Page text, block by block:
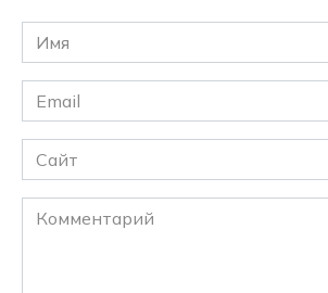
Имя
*
Email
*
Сайт
Комментарий